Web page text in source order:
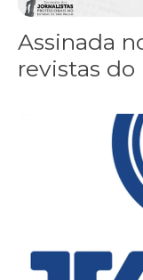
Assinada
revistas
Sindicato leva